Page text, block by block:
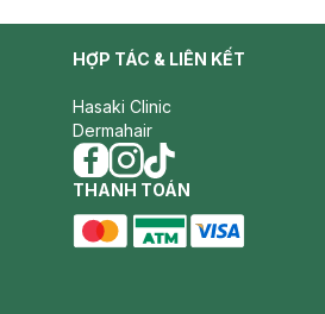
HỢP TÁC & LIÊN KẾT
Hasaki Clinic
Dermahair
facebook
instagram
tiktok
THANH TOÁN